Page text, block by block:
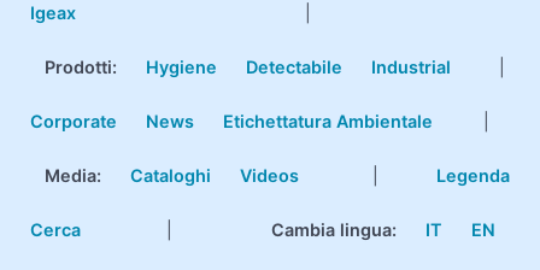
Igeax
Prodotti: Hygiene Detectabile Industrial
Corporate News Etichettatura Ambientale
Media: Cataloghi Videos Legenda
Cerca Cambia lingua: IT EN